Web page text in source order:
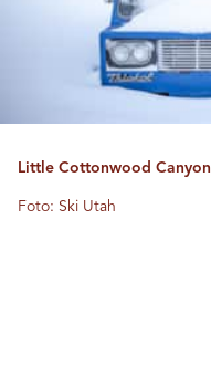
Little Cottonwood Canyon
Foto: Ski Utah